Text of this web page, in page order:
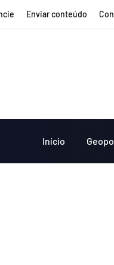
Enviar conteúdo
Início